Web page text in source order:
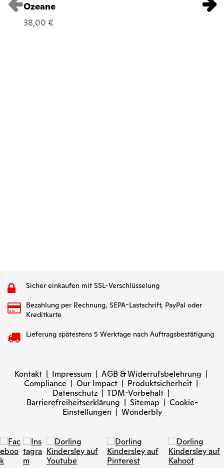
Ozeane
38,00 €
Sicher einkaufen mit SSL-Verschlüsselung
Bezahlung per Rechnung, SEPA-Lastschrift, PayPal oder
Kreditkarte
Lieferung spätestens 5 Werktage nach Auftragsbestätigung
Kontakt | Impressum | AGB & Widerrufsbelehrung |
Compliance | Our Impact | Produktsicherheit |
Datenschutz | TDM-Vorbehalt |
Barrierefreiheitserklärung | Sitemap | Cookie-
Einstellungen| Wonderbly